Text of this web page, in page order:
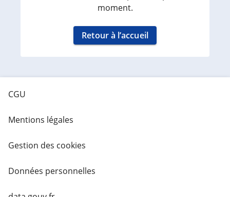
moment.
Retour à l’accueil
CGU
Mentions légales
Gestion des cookies
Données personnelles